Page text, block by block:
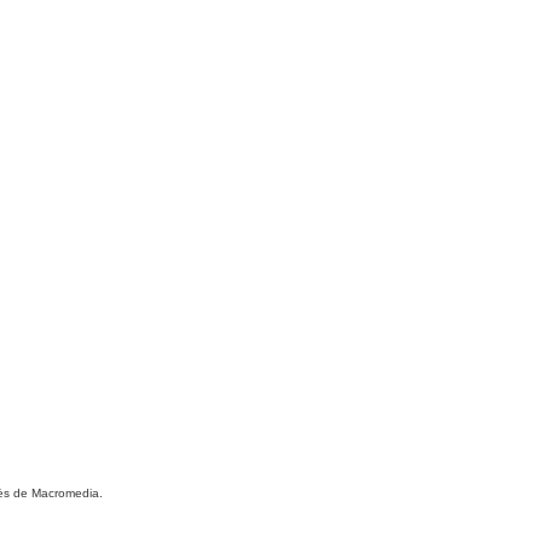
de Macromedia.